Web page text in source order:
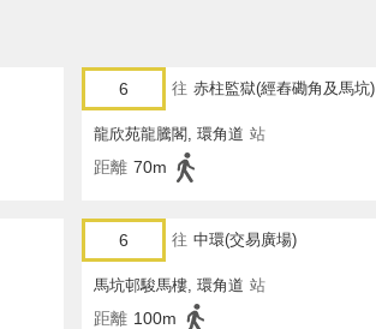
6 往 赤柱監獄(經舂磡角及馬坑)
龍欣苑龍騰閣, 環角道 站
距離 70m
6 往 中環(交易廣場)
馬坑邨駿馬樓, 環角道 站
距離 100m